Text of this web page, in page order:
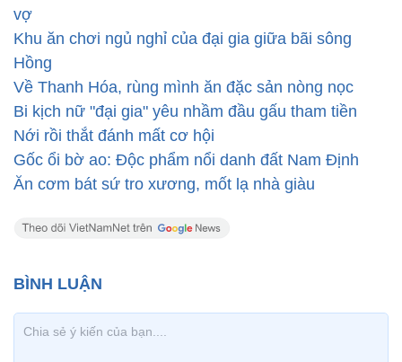
vợ
Khu ăn chơi ngủ nghỉ của đại gia giữa bãi sông
Hồng
Về Thanh Hóa, rùng mình ăn đặc sản nòng nọc
Bi kịch nữ "đại gia" yêu nhầm đầu gấu tham tiền
Nới rồi thắt đánh mất cơ hội
Gốc ổi bờ ao: Độc phẩm nổi danh đất Nam Định
Ăn cơm bát sứ tro xương, mốt lạ nhà giàu